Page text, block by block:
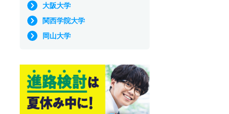
大阪大学
関西学院大学
岡山大学